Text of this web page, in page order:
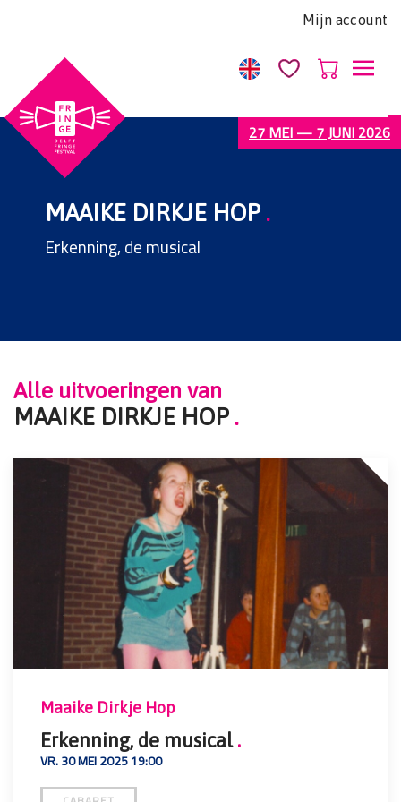
website
bevat
een
toegankelijkheidssysteem.
Mijn account
27 MEI — 7 JUNI 2026
MAAIKE DIRKJE HOP .
Erkenning, de musical
Alle uitvoeringen van
MAAIKE DIRKJE HOP .
Maaike Dirkje Hop
Erkenning, de musical.
VR. 30 MEI 2025 19:00